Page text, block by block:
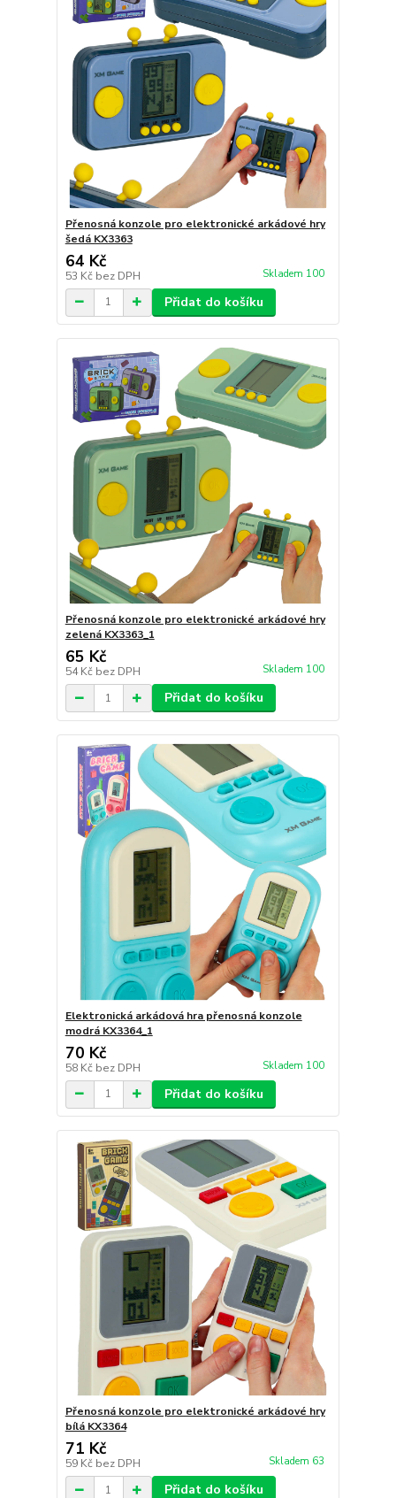
Přenosná konzole pro elektronické arkádové hry
šedá KX3363
64 Kč
53 Kč bez DPH Skladem 100
Přidat do košíku
Přenosná konzole pro elektronické arkádové hry
zelená KX3363_1
65 Kč
54 Kč bez DPH Skladem 100
Přidat do košíku
Elektronická arkádová hra přenosná konzole
modrá KX3364_1
70 Kč
58 Kč bez DPH Skladem 100
Přidat do košíku
Přenosná konzole pro elektronické arkádové hry
bílá KX3364
71 Kč
59 Kč bez DPH Skladem 63
Přidat do košíku